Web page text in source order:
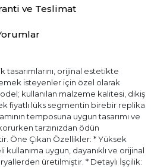
ve Teslimat
orijinal estetikte
isteyenler için özel olarak
kullanılan malzeme kalitesi, dikiş
fiyatlı lüks segmentin birebir replika
temposuna uygun tasarımı ve
tarzınızdan ödün
Öne Çıkan Özellikler: * Yüksek
kullanıma uygun, dayanıklı ve orijinal
üretilmiştir. * Detaylı İşçilik: